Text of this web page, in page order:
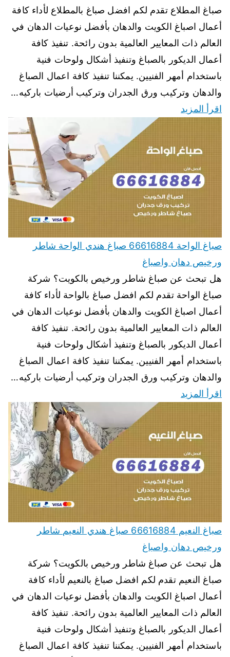
صباغ المطلاع تقدم لكم افضل صباغ بالمطلاع لأداء كافة
أعمال اصباغ الكويت والدهان بأفضل نوعيات الدهان في
العالم ذات المعايير العالمية بدون رائحة. تنفيذ كافة
أعمال الديكور بالصباغ وتنفيذ أشكال ولوحات فنية
باستخدام أمهر الفنيين. يمكننا تنفيذ كافة اعمال الصباغ
والدهان وتركيب ورق الجدران وتركيب أرضيات باركيه…
اقرأ المزيد
صباغ الواحة 66616884 صباغ هندي الواحة شاطر
ورخيص دهان واصباغ
هل تبحث عن صباغ شاطر ورخيص بالكويت؟ شركة
صباغ الواحة تقدم لكم افضل صباغ بالواحة لأداء كافة
أعمال اصباغ الكويت والدهان بأفضل نوعيات الدهان في
العالم ذات المعايير العالمية بدون رائحة. تنفيذ كافة
أعمال الديكور بالصباغ وتنفيذ أشكال ولوحات فنية
باستخدام أمهر الفنيين. يمكننا تنفيذ كافة اعمال الصباغ
والدهان وتركيب ورق الجدران وتركيب أرضيات باركيه…
اقرأ المزيد
صباغ النعيم 66616884 صباغ هندي النعيم شاطر
ورخيص دهان واصباغ
هل تبحث عن صباغ شاطر ورخيص بالكويت؟ شركة
صباغ النعيم تقدم لكم افضل صباغ بالنعيم لأداء كافة
أعمال اصباغ الكويت والدهان بأفضل نوعيات الدهان في
العالم ذات المعايير العالمية بدون رائحة. تنفيذ كافة
أعمال الديكور بالصباغ وتنفيذ أشكال ولوحات فنية
باستخدام أمهر الفنيين. يمكننا تنفيذ كافة اعمال الصباغ